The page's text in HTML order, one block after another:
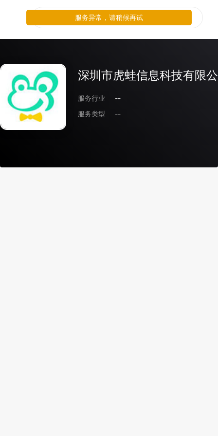
深圳市虎蛙信息科技有限
服务行业
--
服务类型
--
服务异常，请稍候再试